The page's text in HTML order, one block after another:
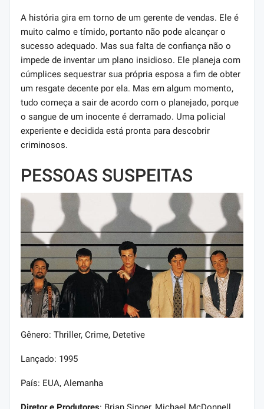
A história gira em torno de um gerente de vendas. Ele é
muito calmo e tímido, portanto não pode alcançar o
sucesso adequado. Mas sua falta de confiança não o
impede de inventar um plano insidioso. Ele planeja com
cúmplices sequestrar sua própria esposa a fim de obter
um resgate decente por ela. Mas em algum momento,
tudo começa a sair de acordo com o planejado, porque
o sangue de um inocente é derramado. Uma policial
experiente e decidida está pronta para descobrir
criminosos.
PESSOAS SUSPEITAS
Gênero: Thriller, Crime, Detetive
Lançado: 1995
País: EUA, Alemanha